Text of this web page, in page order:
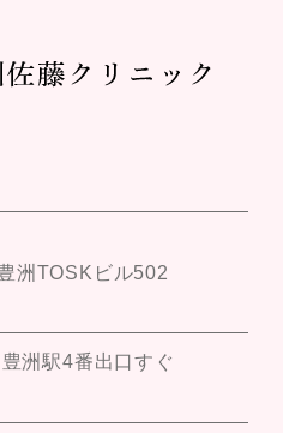
洲TOSKビル502
洲駅4番出口すぐ